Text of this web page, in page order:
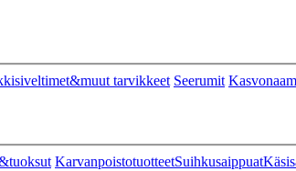
tarvikkeet Seerumit
KarvanpoistotuotteetSuihkusaippuat